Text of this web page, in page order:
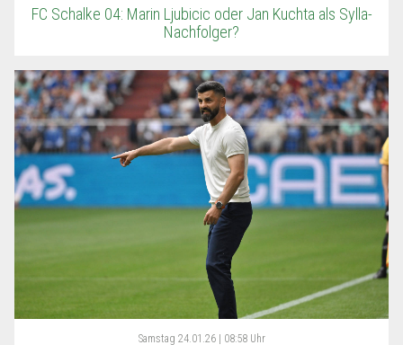
FC Schalke 04: Marin Ljubicic oder Jan Kuchta als Sylla-
Nachfolger?
Samstag 24.01.26 | 08:58 Uhr